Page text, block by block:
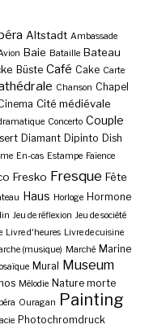
Altstadt Ambassade
Baie Bataille Bateau
Büste Café Cake Carte
Chanson Chapel
Cité médiévale
Concerto Couple
Diamant Dipinto Dish
En-cas Estampe Faïence
Fresko Fresque Fête
Haus Horloge Hormone
Jeu de réflexion Jeu de société
Livre d'heures Livre de cuisine
(musique) Marché Marine
Mural Museum
Mélodie Nature morte
Ouragan Painting
Photochromdruck